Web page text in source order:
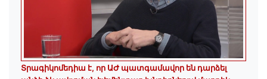
Տրագիկոմեդիա է, որ ԱԺ պատգամավոր են դարձել